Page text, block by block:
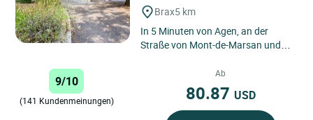
Brax5 km
In 5 Minuten von Agen, an der
Straße von Mont-de-Marsan und
Weinbaugebiete von Bordeaux,
empfangen...
9/10
(141 Kundenmeinungen)
Ab
80.87 USD